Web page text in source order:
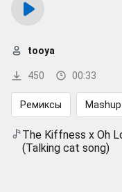
450 00:33
tooya
Ремиксы Mashup
The Kiffness x Oh
(Talking cat song)